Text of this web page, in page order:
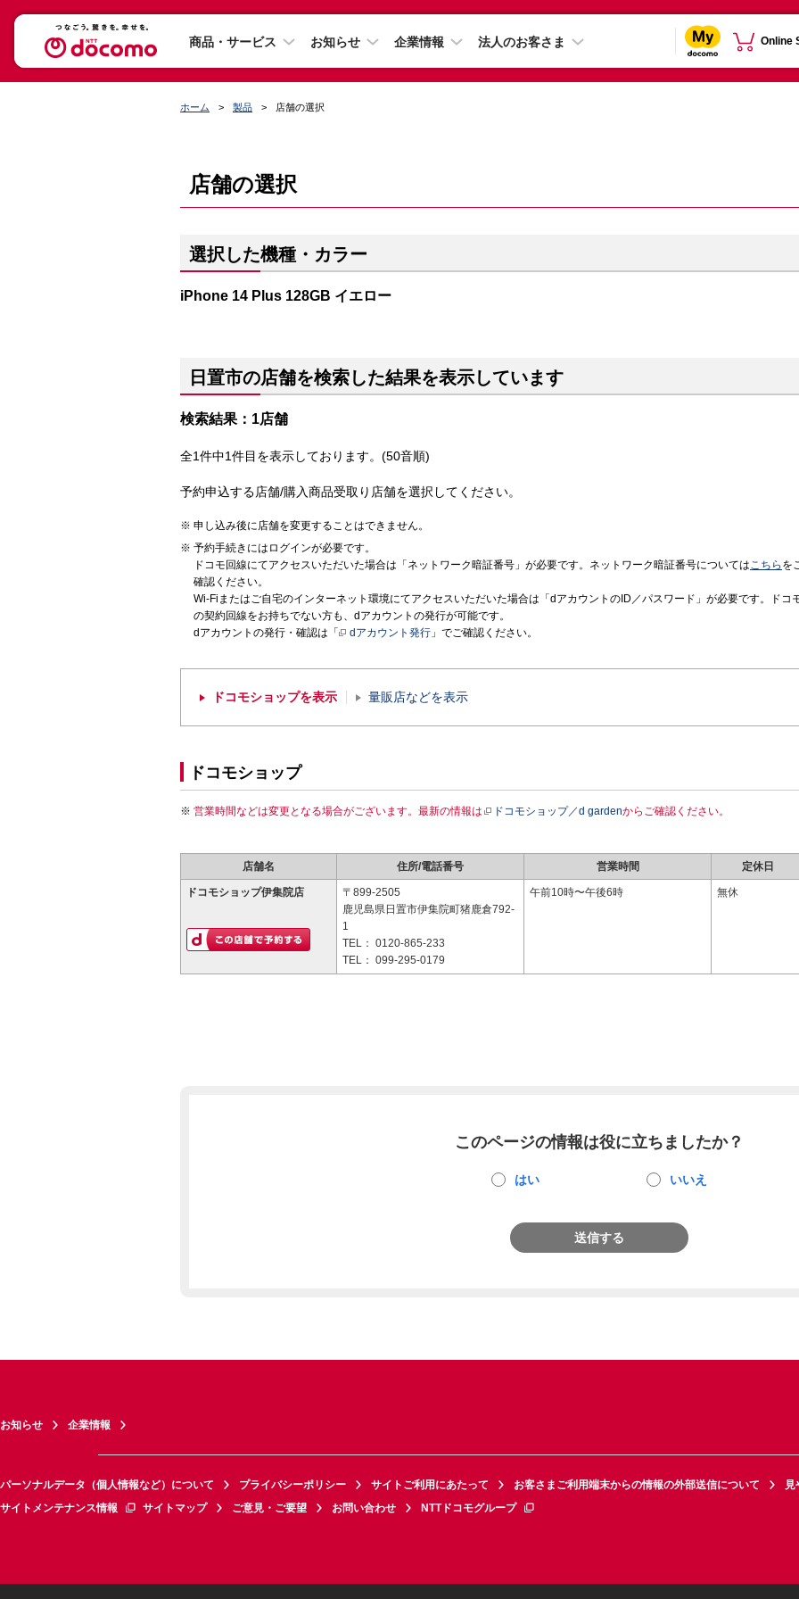
商品・サービス お知らせ 企業情報 法人のお客さま Online
ホーム 製品 店舗の選択
店舗の選択
選択した機種・カラー
iPhone 14 Plus 128GB イエロー
日置市の店舗を検索した結果を表示しています
検索結果：1店舗
全1件中1件目を表示しております。(50音順)
予約申込する店舗/購入商品受取り店舗を選択してください。
申し込み後に店舗を変更することはできません。
予約手続きにはログインが必要です。
ドコモ回線にてアクセスいただいた場合は「ネットワーク暗証番号」が必要です。ネットワーク暗証番号についてはこちら を
確認ください。
Wi-Fiまたはご自宅のインターネット環境にてアクセスいただいた場合は「dアカウントのID／パスワード」が必要です。ドコ
の契約回線をお持ちでない方も、dアカウントの発行が可能です。
dアカウントの発行・確認は「
dアカウント発行 」でご確認ください。
ドコモショップを表示 量販店などを表示
ドコモショップ
営業時間などは変更となる場合がございます。最新の情報は ドコモショップ／d gardenからご確認ください。
店舗名 住所/電話番号 営業時間 定休日
ドコモショップ伊集院店
〒899-2505
鹿児島県日置市伊集院町猪鹿倉792-
1
TEL： 0120-865-233
TEL： 099-295-0179
午前10時〜午後6時 無休
このページの情報は役に立ちましたか？
はい いいえ
送信する
お知らせ 企業情報
パーソナルデータ（個人情報など）について プライバシーポリシー サイトご利用にあたって お客さまご利用端末からの情報の外部送信について
見
サイトメンテナンス情報
サイトマップ ご意見・ご要望 お問い合わせ NTTドコモグループ